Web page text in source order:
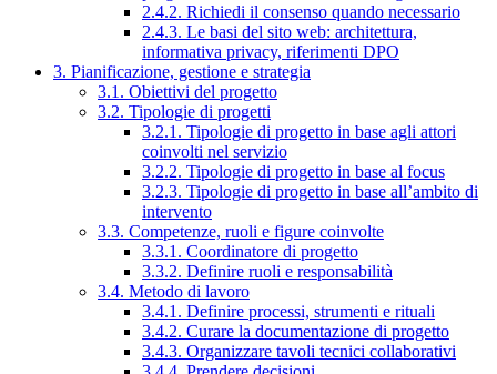
2.4.2. Richiedi il consenso quando necessario
2.4.3. Le basi del sito web: architettura,
informativa privacy, riferimenti DPO
3. Pianificazione, gestione e strategia
3.1. Obiettivi del progetto
3.2. Tipologie di progetti
3.2.1. Tipologie di progetto in base agli attori
coinvolti nel servizio
3.2.2. Tipologie di progetto in base al focus
3.2.3. Tipologie di progetto in base all’ambito di
intervento
3.3. Competenze, ruoli e figure coinvolte
3.3.1. Coordinatore di progetto
3.3.2. Definire ruoli e responsabilità
3.4. Metodo di lavoro
3.4.1. Definire processi, strumenti e rituali
3.4.2. Curare la documentazione di progetto
3.4.3. Organizzare tavoli tecnici collaborativi